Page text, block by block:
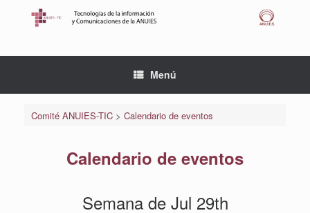
Menú
Comité ANUIES-TIC> Calendario de eventos
Calendario de eventos
Semana de Jul 29th